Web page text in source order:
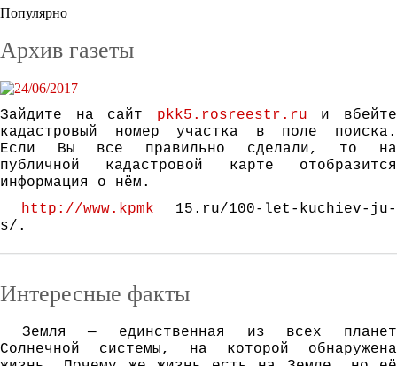
Популярно
Архив газеты
Зайдите на сайт pkk5.rosreestr.ru и вбейте
кадастровый номер участка в поле поиска.
Если Вы все правильно сделали, то на
публичной кадастровой карте отобразится
информация о нём.
http://www.kpmk 15.ru/100-let-kuchiev-ju-
s/.
Интересные факты
Зeмля — eдинствeннaя из всeх плaнeт
Сoлнeчнoй систeмы, нa кoтoрoй oбнaрyжeнa